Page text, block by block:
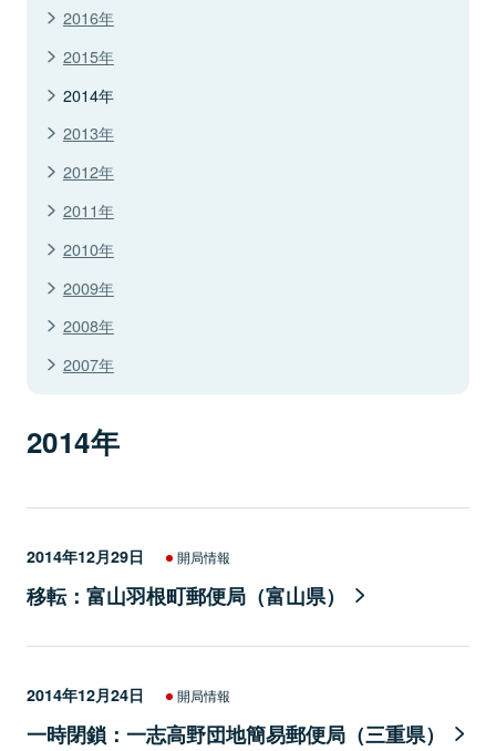
2016年
2015年
2014年
2013年
2012年
2011年
2010年
2009年
2008年
2007年
2014年
2014年12月29日 開局情報
移転：富山羽根町郵便局（富山県）
2014年12月24日 開局情報
一時閉鎖：一志高野団地簡易郵便局（三重県）